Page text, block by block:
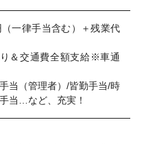
一律手当含む）＋残業代
＆交通費全額支給※車通
当（管理者）/皆勤手当/時
当…など、充実！